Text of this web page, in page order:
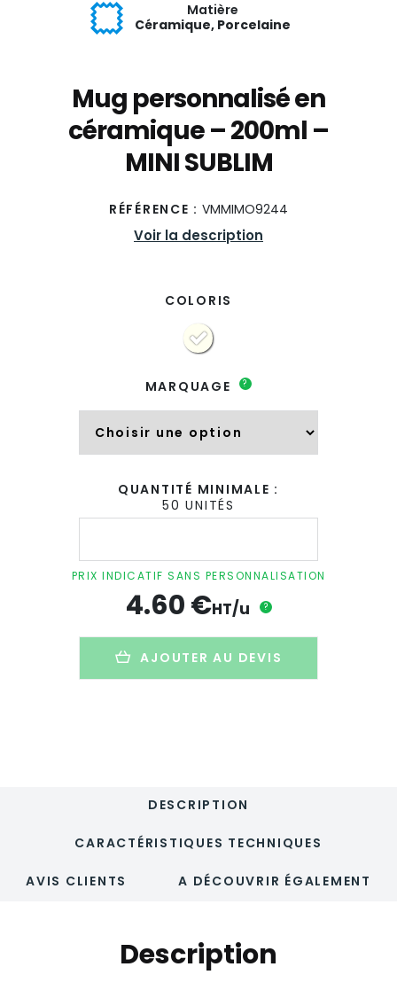
Matière
Céramique, Porcelaine
Mug personnalisé en
céramique – 200ml –
MINI SUBLIM
RÉFÉRENCE : VMMIMO9244
Voir la description
COLORIS
MARQUAGE ?
QUANTITÉ MINIMALE :
50 UNITÉS
quantité
personnalisé
en
céramique
SUBLIM
PRIX INDICATIF SANS PERSONNALISATION
4.60€HT/u ?
AJOUTER AU DEVIS
DESCRIPTION
CARACTÉRISTIQUES TECHNIQUES
AVIS CLIENTS A DÉCOUVRIR ÉGALEMENT
Description